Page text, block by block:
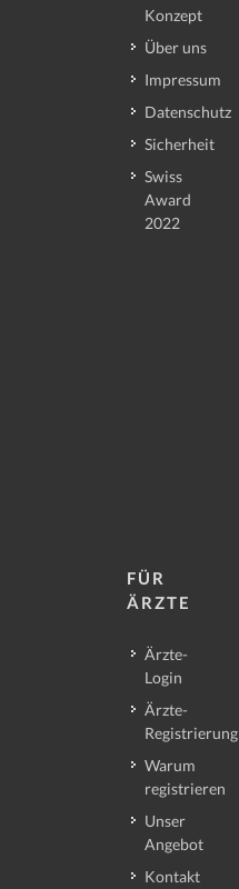
Konzept
Über uns
Impressum
Datenschutz
Sicherheit
Swiss
Award
2022
FÜR
ÄRZTE
Ärzte-
Login
Ärzte-
Registrierung
Warum
registrieren
Unser
Angebot
Kontakt